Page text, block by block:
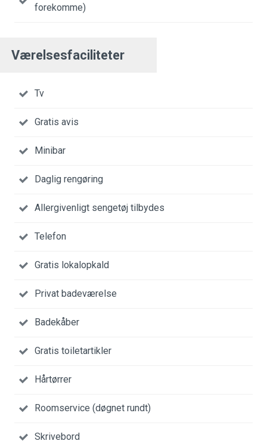
forekomme)
Værelsesfaciliteter
Tv
Gratis avis
Minibar
Daglig rengøring
Allergivenligt sengetøj tilbydes
Telefon
Gratis lokalopkald
Privat badeværelse
Badekåber
Gratis toiletartikler
Hårtørrer
Roomservice (døgnet rundt)
Skrivebord